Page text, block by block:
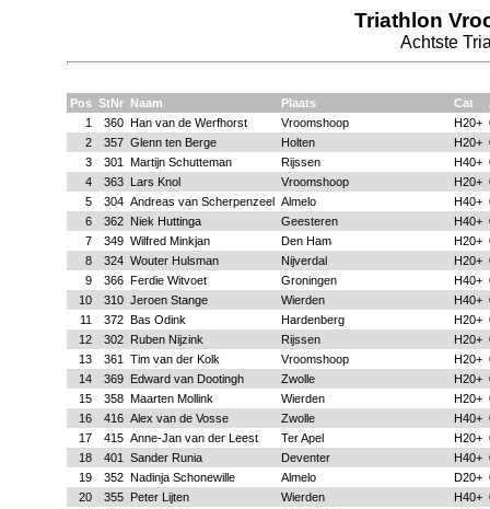
Triathlon
Achtste
Pos StNr Naam Plaats Cat
1
360 Han van de Werfhorst Vroomshoop H20+
2
357 Glenn ten Berge Holten H20+
3
301 Martijn Schutteman Rijssen H40+
4
363 Lars Knol Vroomshoop H20+
5
304 Andreas van Scherpenzeel Almelo H40+
6
362 Niek Huttinga Geesteren H40+
7
349 Wilfred Minkjan Den Ham H20+
8
324 Wouter Hulsman Nijverdal H20+
9
366 Ferdie Witvoet Groningen H40+
10
310 Jeroen Stange Wierden H40+
11
372 Bas Odink Hardenberg H20+
12
302 Ruben Nijzink Rijssen H20+
13
361 Tim van der Kolk Vroomshoop H20+
14
369 Edward van Dootingh Zwolle H20+
15
358 Maarten Mollink Wierden H20+
16
416 Alex van de Vosse Zwolle H40+
17
415 Anne-Jan van der Leest Ter Apel H20+
18
401 Sander Runia Deventer H40+
19
352 Nadinja Schonewille Almelo D20+
20
355 Peter Lijten Wierden H40+